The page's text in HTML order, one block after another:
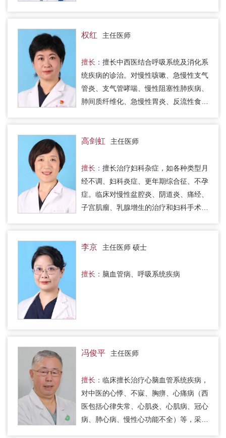
权红 主任医师
擅长： 擅长中西医结合呼吸系统及消化系
统疾病的诊治。对慢性咳嗽、急慢性支气
管炎、支气管哮喘、慢性阻塞性肺疾病、
肺间质纤维化、急慢性胃炎、反流性食管
高剑虹 主任医师
擅长： 擅长治疗妇科杂症，如各种类型月
经不调、妇科炎症、更年期综合征、不孕
症。临床对慢性盆腔炎、阴道炎、痛经、
子宫肌瘤、乳腺增生的治疗和妇科手术及
李京 主任医师 硕士
擅长： 脑血管病、呼吸系统疾病
冯俊平 主任医师
擅长： 临床擅长治疗心脑血管系统疾病，
对中医的心悸、不寐、胸痹、心痛病（西
医包括心律失常、心肌炎、心肌病、冠心
病、肺心病、慢性心功能不全）等，采用